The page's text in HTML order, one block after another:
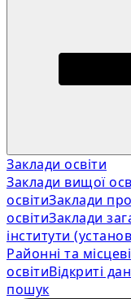
Заклади освіти
Заклади вищої
освітиЗаклади
освітиЗаклади
інститути
Районні та
освітиВідкриті
пошук